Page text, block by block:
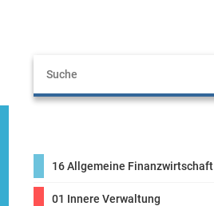
16 Allgemeine Finanzwirtschaft
01 Innere Verwaltung